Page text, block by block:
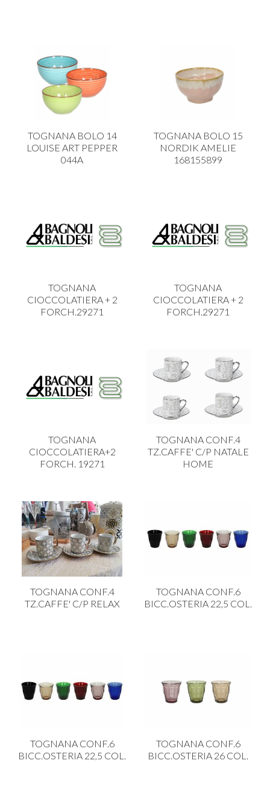
TOGNANA BOLO 14
LOUISE ART PEPPER
044A
TOGNANA BOLO 15
NORDIK AMELIE
168155899
TOGNANA
CIOCCOLATIERA + 2
FORCH.29271
TOGNANA
CIOCCOLATIERA + 2
FORCH.29271
TOGNANA
CIOCCOLATIERA+2
FORCH. 19271
TOGNANA CONF.4
TZ.CAFFE' C/P NATALE
HOME
TOGNANA CONF.4
TZ.CAFFE' C/P RELAX
TOGNANA CONF.6
BICC.OSTERIA 22,5 COL.
TOGNANA CONF.6
BICC.OSTERIA 22,5 COL.
TOGNANA CONF.6
BICC.OSTERIA 26 COL.